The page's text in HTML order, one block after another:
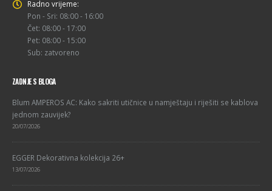
Radno vrijeme:
Pon - Sri: 08:00 - 16:00
Čet: 08:00 - 17:00
Pet: 08:00 - 15:00
Sub: zatvoreno
ZADNJE S BLOGA
Blum AMPEROS AC: Kako sakriti utičnice u namještaju i riješiti se kablova
jednom zauvijek?
20/07/2026
EGGER Dekorativna kolekcija 26+
13/07/2026